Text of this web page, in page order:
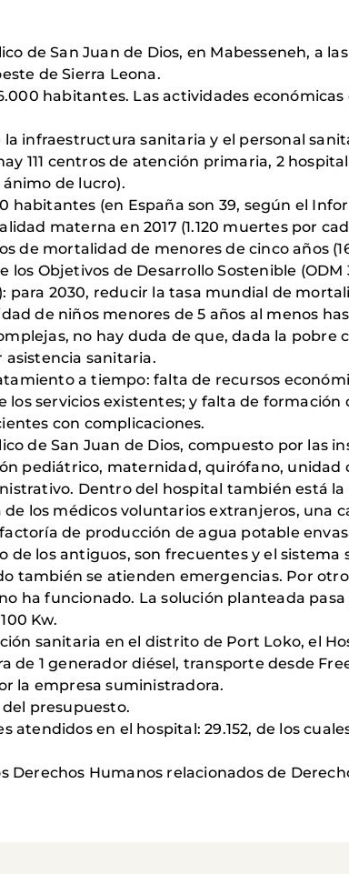
de San Juan de Dios, en Mabesseneh, a
de Sierra Leona.
habitantes. Las actividades
infraestructura sanitaria y el personal
111 centros de atención primaria, 2
de lucro).
habitantes (en España son 39, según el
materna en 2017 (1.120 muertes por
de mortalidad de menores de cinco años
los Objetivos de Desarrollo Sostenible
para 2030, reducir la tasa mundial de
de niños menores de 5 años al menos
no hay duda de que, dada la
asistencia sanitaria.
a tiempo: falta de recursos
servicios existentes; y falta de
con complicaciones.
de San Juan de Dios, compuesto por las
pediátrico, maternidad, quirófano, unidad
Dentro del hospital también está
de los médicos voluntarios extranjeros, una
de producción de agua potable
de los antiguos, son frecuentes y el
también se atienden emergencias. Por
ha funcionado. La solución planteada
Kw.
sanitaria en el distrito de Port Loko, el
de 1 generador diésel, transporte desde
la empresa suministradora.
presupuesto.
en el hospital: 29.152, de los
Derechos Humanos relacionados de